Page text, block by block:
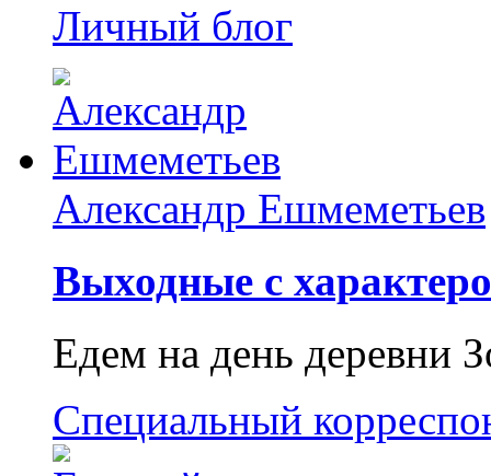
Личный блог
Александр Ешмеметьев
Выходные с
Едем на день деревни
Специальный